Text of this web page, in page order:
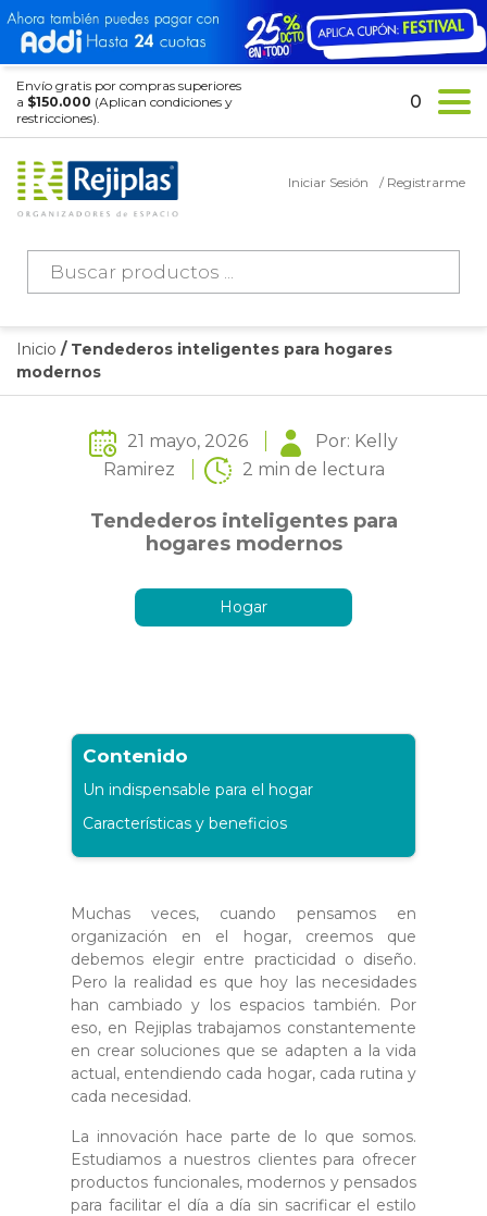
Envío gratis por compras superiores
a $150.000 (Aplican condiciones y
restricciones).
Búsqueda
productos
Iniciar Sesión / Registrarme
0
Inicio / Tendederos inteligentes para hogares
modernos
21 mayo, 2026
Por: Kelly
Ramirez
2 min de lectura
Tendederos inteligentes para
hogares modernos
Hogar
Contenido
Un indispensable para el hogar
Características y beneficios
Muchas veces, cuando pensamos en
organización en el hogar, creemos que
debemos elegir entre practicidad o diseño.
Pero la realidad es que hoy las necesidades
han cambiado y los espacios también. Por
eso, en Rejiplas trabajamos constantemente
en crear soluciones que se adapten a la vida
actual, entendiendo cada hogar, cada rutina y
cada necesidad.
La innovación hace parte de lo que somos.
Estudiamos a nuestros clientes para ofrecer
productos funcionales, modernos y pensados
para facilitar el día a día sin sacrificar el estilo